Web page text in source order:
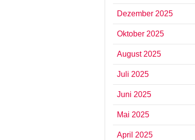
Dezember 2025
Oktober 2025
August 2025
Juli 2025
Juni 2025
Mai 2025
April 2025